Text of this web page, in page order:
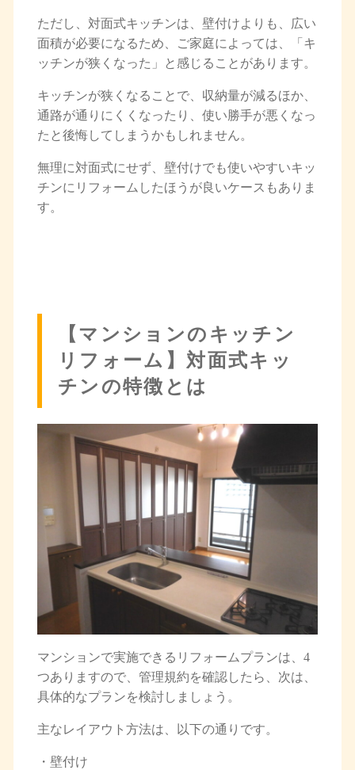
ただし、対面式キッチンは、壁付けよりも、広い
面積が必要になるため、ご家庭によっては、「キ
ッチンが狭くなった」と感じることがあります。
キッチンが狭くなることで、収納量が減るほか、
通路が通りにくくなったり、使い勝手が悪くなっ
たと後悔してしまうかもしれません。
無理に対面式にせず、壁付けでも使いやすいキッ
チンにリフォームしたほうが良いケースもありま
す。
【マンションのキッチン
リフォーム】対面式キッ
チンの特徴とは
マンションで実施できるリフォームプランは、4
つありますので、管理規約を確認したら、次は、
具体的なプランを検討しましょう。
主なレイアウト方法は、以下の通りです。
・壁付け